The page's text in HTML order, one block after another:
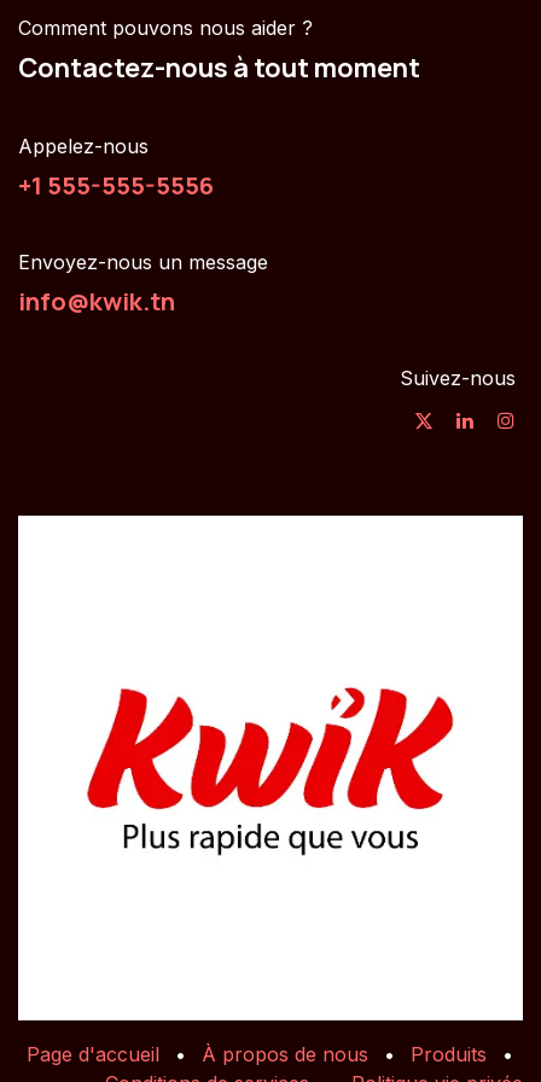
Comment pouvons nous aider ?
Contactez-nous à tout moment
Appelez-nous
+1 555-555-5556
Envoyez-nous un message
info@kwik.tn
Suivez-nous
Page d'accueil • À propos de nous • Produits
•